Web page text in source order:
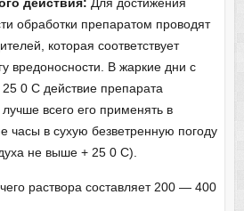
обработки препаратом проводят
которая соответствует
вредоносности. В жаркие дни с
0 С действие препарата
всего его применять в
часы в сухую безветренную погоду
не выше + 25 0 С).
раствора составляет 200 — 400